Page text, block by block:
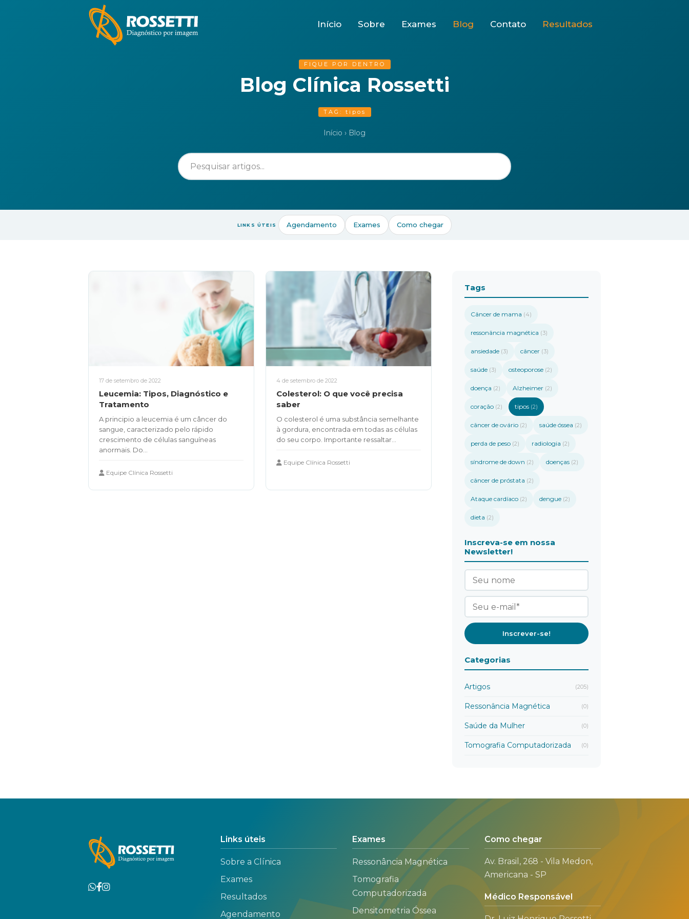
Início Sobre Exames Blog Contato Resultados
FIQUE POR DENTRO
Blog Clínica Rossetti
TAG: tipos
Início › Blog
LINKS ÚTEIS Agendamento Exames Como chegar
17 de setembro de 2022
Leucemia: Tipos, Diagnóstico e
Tratamento
A principio a leucemia é um câncer do
sangue, caracterizado pelo rápido
crescimento de células sanguíneas
anormais. Do...
Equipe Clínica Rossetti
4 de setembro de 2022
Colesterol: O que você precisa
saber
O colesterol é uma substância semelhante
à gordura, encontrada em todas as células
do seu corpo. Importante ressaltar...
Equipe Clínica Rossetti
Tags
Câncer de mama (4)
ressonância magnética (3)
ansiedade (3) câncer (3)
saúde (3) osteoporose (2)
doença (2) Alzheimer (2)
coração (2) tipos (2)
câncer de ovário (2) saúde óssea (2)
perda de peso (2) radiologia (2)
síndrome de down (2) doenças (2)
câncer de próstata (2)
Ataque cardíaco (2) dengue (2)
dieta (2)
Inscreva-se em nossa
Newsletter!
Categorias
Artigos (205)
Ressonância Magnética (0)
Saúde da Mulher (0)
Tomografia Computadorizada (0)
Links úteis
Sobre a Clínica
Exames
Resultados
Agendamento
Exames
Ressonância Magnética
Tomografia
Computadorizada
Densitometria Óssea
Como chegar
Av. Brasil, 268 - Vila Medon,
Americana - SP
Médico Responsável